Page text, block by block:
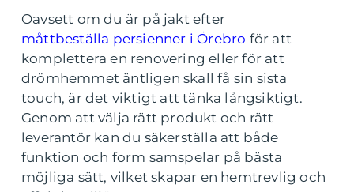
Oavsett om du är på jakt efter
måttbeställa persienner i Örebro för att
komplettera en renovering eller för att
drömhemmet äntligen skall få sin sista
touch, är det viktigt att tänka långsiktigt.
Genom att välja rätt produkt och rätt
leverantör kan du säkerställa att både
funktion och form samspelar på bästa
möjliga sätt, vilket skapar en hemtrevlig och